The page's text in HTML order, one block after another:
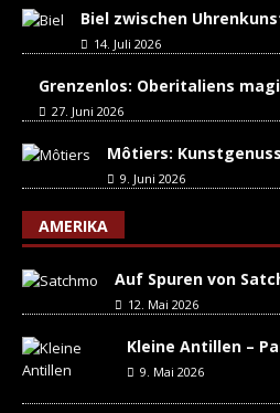
Biel zwischen
14. Juli 2026
Grenzenlos: Oberitaliens
27. Juni 2026
Môtiers:
9. Juni 2026
AMERIKA
Auf Spuren von
12. Mai 2026
Kleine Antillen –
9. Mai 2026